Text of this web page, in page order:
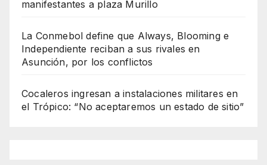
manifestantes a plaza Murillo
La Conmebol define que Always, Blooming e
Independiente reciban a sus rivales en
Asunción, por los conflictos
Cocaleros ingresan a instalaciones militares en
el Trópico: “No aceptaremos un estado de sitio”